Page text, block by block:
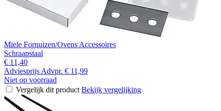
Miele Fornuizen/Ovens Accessoires
Schraapstaal
€ 11,40
Adviesprijs Advpr. € 11,99
Niet op voorraad
Vergelijk dit product Bekijk vergelijking